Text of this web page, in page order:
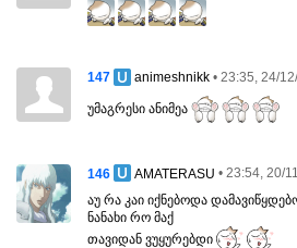
147 animeshnikk • 23:35, 24/
უმაგრესი ანიმეა
146 AMATERASU • 23:54, 20/
აუ რა კაი იქნებოდა
ნანახი რო მაქ
თავიდან ვუყურებდი